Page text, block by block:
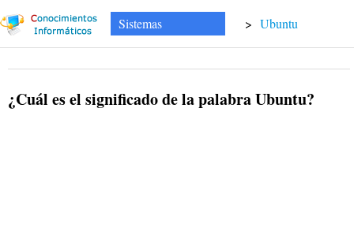
Sistemas > Ubuntu
¿Cuál es el significado de la palabra Ubuntu?